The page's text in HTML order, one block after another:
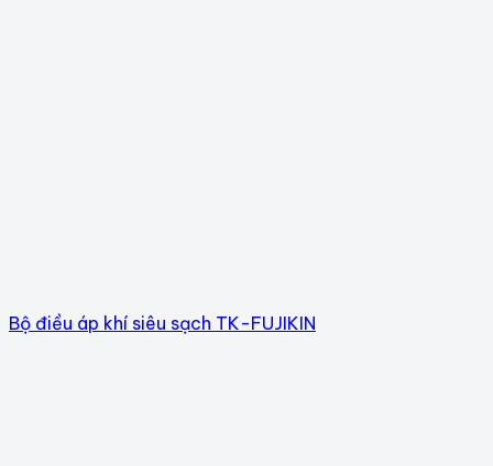
Bộ điều áp khí siêu sạch TK-FUJIKIN